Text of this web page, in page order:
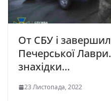
От СБУ і
Печерської
знахідки…
23 Листопада, 2022